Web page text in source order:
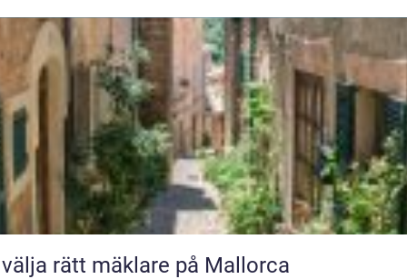
rätt mäklare på Mallorca